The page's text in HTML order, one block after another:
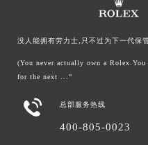
没人能拥有劳力士,只不过为下一代保
(You never actually own a
for the next ...”
 总部服务热线
400-805-0023